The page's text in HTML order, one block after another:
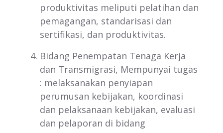
produktivitas meliputi pelatihan dan
pemagangan, standarisasi dan
sertifikasi, dan produktivitas.
Bidang Penempatan Tenaga Kerja
dan Transmigrasi, Mempunyai tugas
: melaksanakan penyiapan
perumusan kebijakan, koordinasi
dan pelaksanaan kebijakan, evaluasi
dan pelaporan di bidang